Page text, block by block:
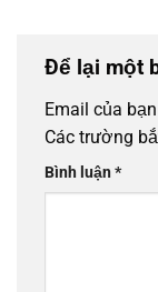
Để lại một
Email của
Các trường
Bình luận*